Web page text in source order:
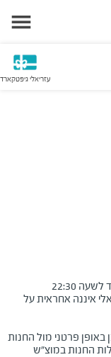
עזריאלי גיפטקארד
22:30
איננה אחראית על
פרטני מול החנות
החנות במוצ"ש